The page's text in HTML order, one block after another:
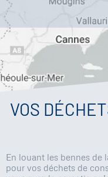
VOS
En louant les bennes de
pour vos déchets de